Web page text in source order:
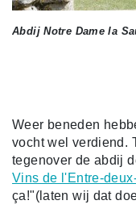
Abdij Notre Dame la
Weer beneden
vocht wel verdiend.
tegenover de abdij
Vins de l'Entre-
ça!"(laten wij dat